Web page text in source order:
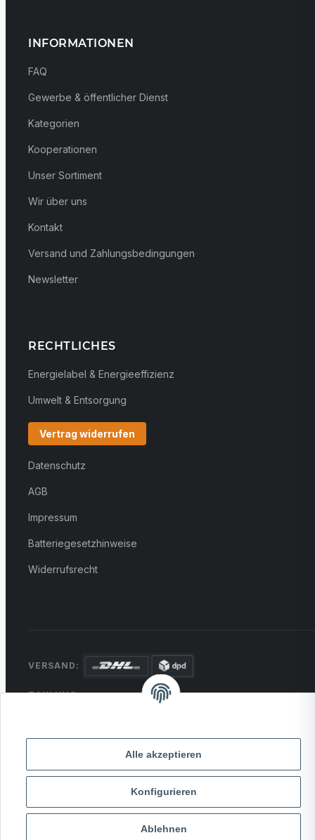
Alle akzeptieren
Konfigurieren
Ablehnen
INFORMATIONEN
FAQ
Gewerbe & öffentlicher Dienst
Kategorien
Kooperationen
Unser Sortiment
Wir über uns
Kontakt
Versand und Zahlungsbedingungen
Newsletter
RECHTLICHES
Energielabel & Energieeffizienz
Umwelt & Entsorgung
Vertrag widerrufen
Datenschutz
AGB
Impressum
Batteriegesetzhinweise
Widerrufsrecht
VERSAND:
ZAHLUNG:
* Alle Preise inkl. gesetzlicher USt., zzgl.Versand
© 2026 MCTRADE24. Alle Rechte vorbehalten.